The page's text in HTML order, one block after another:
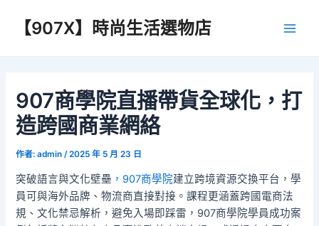
【907X】時尚生活選物店
907商學院直播帶貨全球化，打
造跨國商業網絡
作者:admin /2025 年 5 月 23 日
突破語言與文化壁壘 ，907商學院建立跨境資源交換平台，學
員可與海外品牌、物流商直接對接。課程更涵蓋跨國電商法
規、文化禁忌解析，避免入場即踩雷，907商學院學員成功案